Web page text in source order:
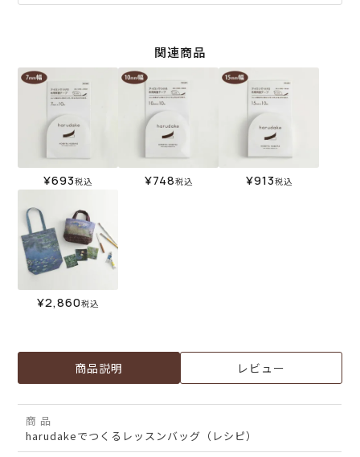
関連商品
¥693税込 ¥748税込 ¥913税込
¥2,860税込
商品説明 レビュー
商 品
harudakeでつくるレッスンバッグ（レシピ）